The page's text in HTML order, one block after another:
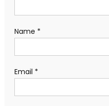
Name *
Email *